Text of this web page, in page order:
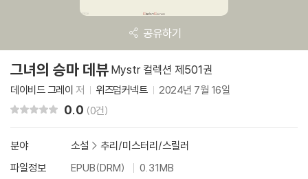
공유하기
그녀의 승마 데뷰 Mystr 컬렉션 제501권
데이비드 그레이 저 위즈덤커넥트 2024년 7월 16일
0.0 (0건)
분야 소설 > 추리/미스터리/스릴러
파일정보
EPUB(DRM)
0.31MB